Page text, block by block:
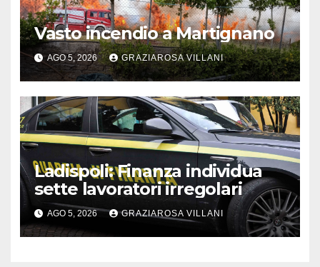
Vasto incendio a Martignano
AGO 5, 2026 GRAZIAROSA VILLANI
Ladispoli: Finanza individua
sette lavoratori irregolari
AGO 5, 2026 GRAZIAROSA VILLANI